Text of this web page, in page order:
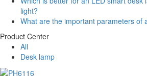
light?
What are the important parameters of
Product Center
All
Desk lamp